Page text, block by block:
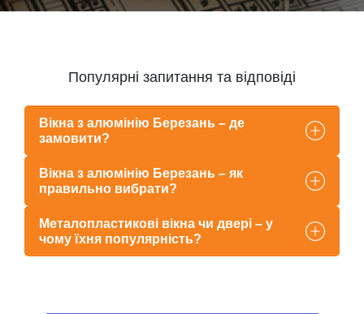
Популярні запитання та відповіді
Вікна з алюмінію Березань – де
замовити?
Вікна з алюмінію Березань – як
правильно вибрати?
Металопластикові вікна чи двері – у
чому їхня популярність?